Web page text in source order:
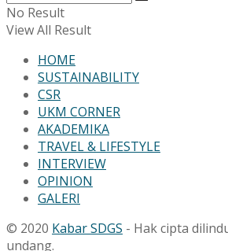
No Result
View All Result
HOME
SUSTAINABILITY
CSR
UKM CORNER
AKADEMIKA
TRAVEL & LIFESTYLE
INTERVIEW
OPINION
GALERI
© 2020 Kabar SDGS - Hak cipta
undang.